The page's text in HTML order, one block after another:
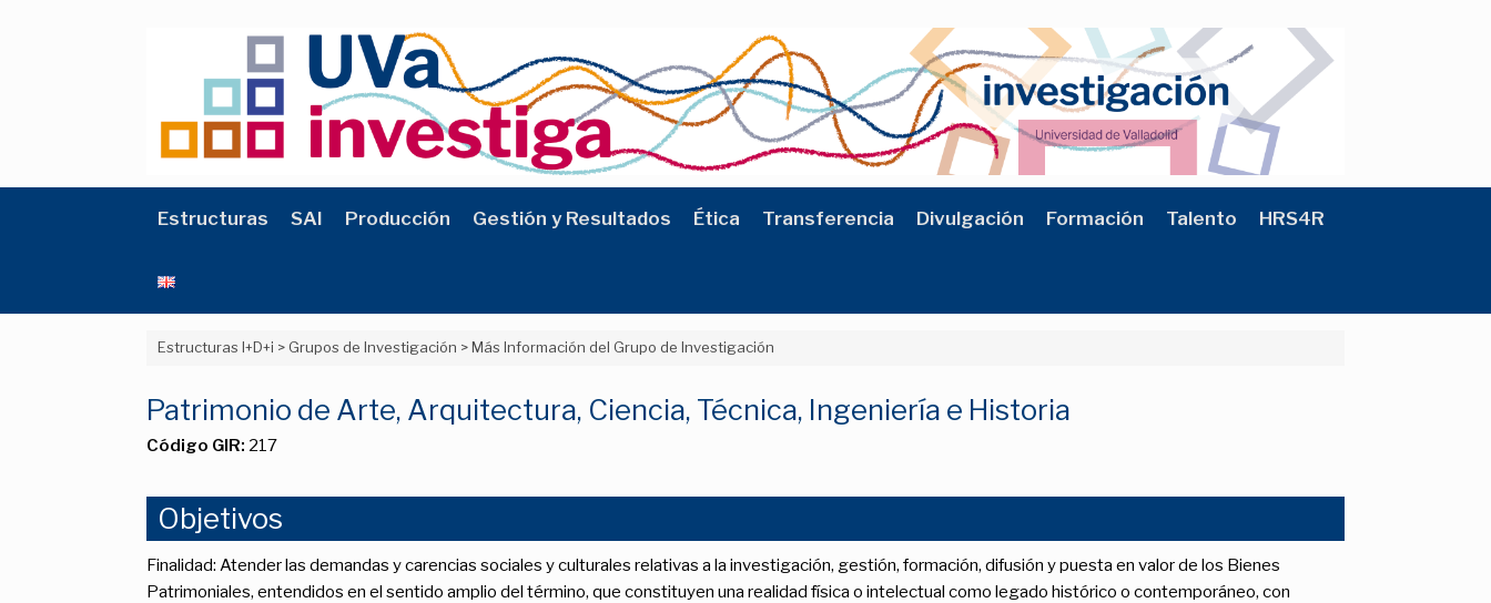
Estructuras SAI Producción Gestión y Resultados Ética Transferencia Divulgación Formación Talento HRS4R
Estructuras I+D+i > Grupos de Investigación >Más Información del Grupo de Investigación
Patrimonio de Arte, Arquitectura, Ciencia, Técnica, Ingeniería e Historia
Código GIR: 217
Objetivos
Finalidad: Atender las demandas y carencias sociales y culturales relativas a la investigación, gestión, formación, difusión y puesta en valor de los Bienes
Patrimoniales, entendidos en el sentido amplio del término, que constituyen una realidad física o intelectual como legado histórico o contemporáneo, con